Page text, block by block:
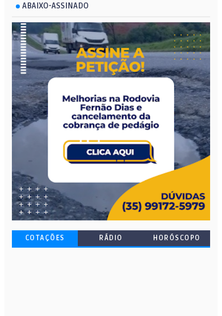
ABAIXO-ASSINADO
COTAÇÕES RÁDIO HORÓSCOPO